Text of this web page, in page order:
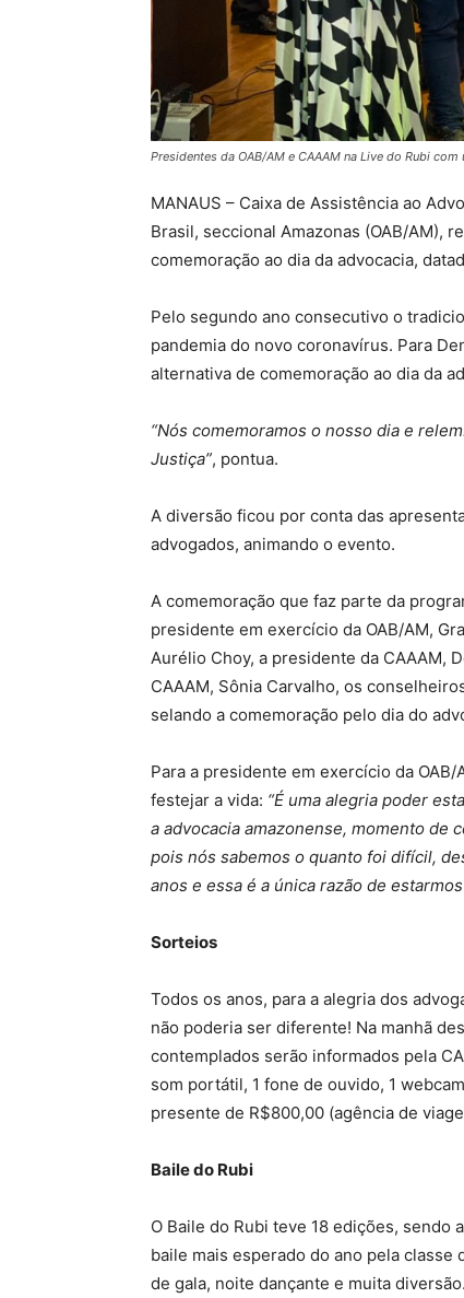
Presidentes da OAB/AM e CAAAM na Live do Rubi
MANAUS – Caixa de Assistência ao
Brasil, seccional Amazonas (OAB/AM),
comemoração ao dia da advocacia,
Pelo segundo ano consecutivo o
pandemia do novo coronavírus. Para
alternativa de comemoração ao dia da
“Nós comemoramos o nosso dia e
Justiça”, pontua.
A diversão ficou por conta das
advogados, animando o evento.
A comemoração que faz parte da
presidente em exercício da OAB/AM,
Aurélio Choy, a presidente da CAAAM,
CAAAM, Sônia Carvalho, os
selando a comemoração pelo dia do
Para a presidente em exercício da
festejar a vida: “É uma alegria poder
a advocacia amazonense, momento de
pois nós sabemos o quanto foi difícil,
anos e essa é a única razão de
Sorteios
Todos os anos, para a alegria dos
não poderia ser diferente! Na manhã
contemplados serão informados pela
som portátil, 1 fone de ouvido, 1
presente de R$800,00 (agência de
Baile do Rubi
O Baile do Rubi teve 18 edições, sendo
baile mais esperado do ano pela classe
de gala, noite dançante e muita diversão.